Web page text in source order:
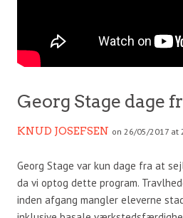
Georg Stage dage
KNUD JOSEFSEN on 26/05/2017 at
Georg Stage var kun dage fra at
da vi optog dette program.
inden afgang mangler eleverne